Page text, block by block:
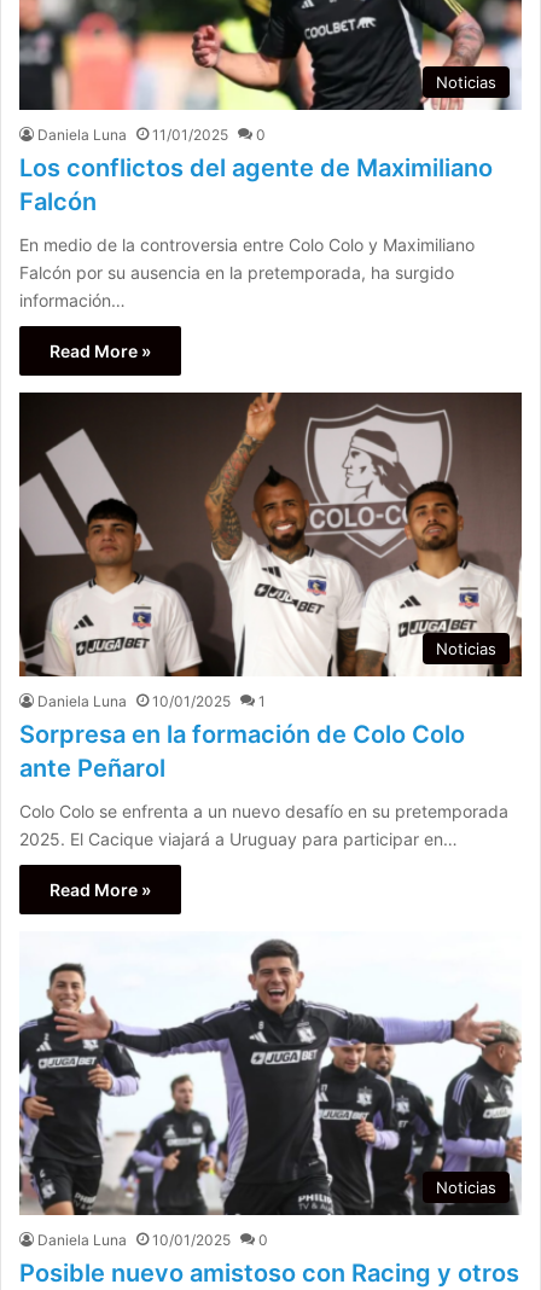
Noticias
Daniela Luna 11/01/2025 0
Los conflictos del agente de Maximiliano
Falcón
En medio de la controversia entre Colo Colo y Maximiliano
Falcón por su ausencia en la pretemporada, ha surgido
información…
Read More »
Noticias
Daniela Luna 10/01/2025 1
Sorpresa en la formación de Colo Colo
ante Peñarol
Colo Colo se enfrenta a un nuevo desafío en su pretemporada
2025. El Cacique viajará a Uruguay para participar en…
Read More »
Noticias
Daniela Luna 10/01/2025 0
Posible nuevo amistoso con Racing y otros